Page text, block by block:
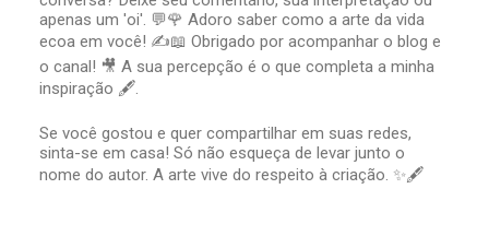
s
t
a
r
u
c
o
m
apenas um 'oi'. 💬🌹 Adoro saber como a arte da vida
ecoa em você! ✍️📖 Obrigado por acompanhar o blog e
o canal! 🎥 A sua percepção é o que completa a minha
inspiração 🖋️.
Se você gostou e quer compartilhar em suas redes,
sinta-se em casa! Só não esqueça de levar junto o
nome do autor. A arte vive do respeito à criação. ✨🖋️